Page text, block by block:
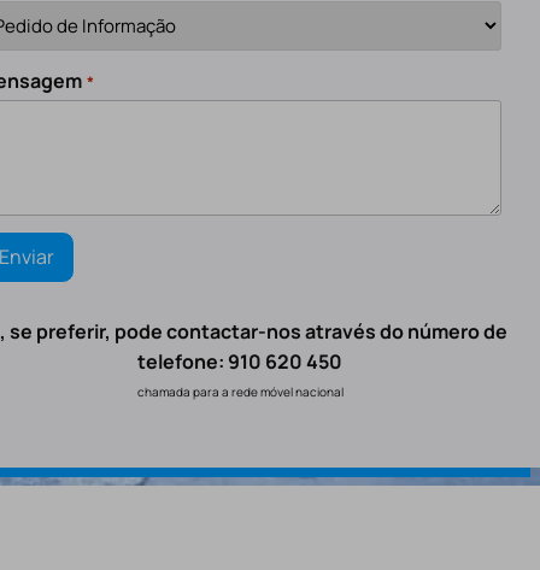
*
se preferir, pode contactar-nos através do número de
telefone: 910 620 450
chamada para a rede móvel nacional